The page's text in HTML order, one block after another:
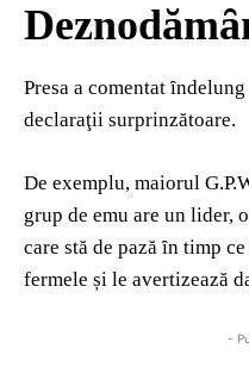
Presa a comentat
declaraţii surprinzătoare.
De exemplu, maiorul
grup de emu are un lider,
care stă de pază ȋn timp
fermele și le avertizează
-